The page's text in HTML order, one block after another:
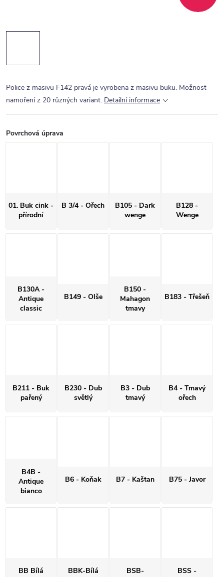
Police z masivu F142 pravá je vyrobena z masivu buku. Možnost
namoření z 20 různých variant. Detailní informace
Povrchová úprava
01. Buk cink -
přírodní
B 3/4 - Ořech
B105 - Dark
wenge
B128 -
Wenge
B130A -
Antique
classic
B149 - Olše
B150 -
Mahagon
tmavy
B183 - Třešeň
B211 - Buk
pařený
B230 - Dub
světlý
B3 - Dub
tmavý
B4 - Tmavý
ořech
B4B -
Antique
bianco
B6 - Koňak B7 - Kaštan B75 - Javor
BB Bílá
BBK-Bílá
BSB-
BSS -